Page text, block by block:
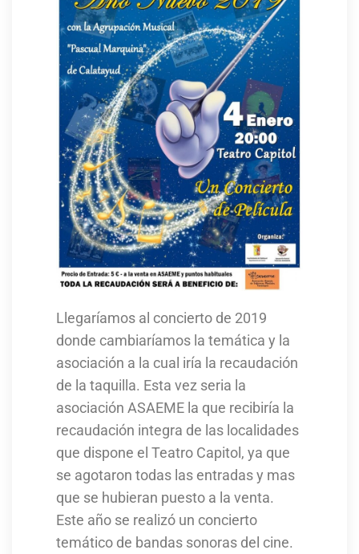
Llegaríamos al concierto de 2019
donde cambiaríamos la temática y la
asociación a la cual iría la recaudación
de la taquilla. Esta vez seria la
asociación ASAEME la que recibiría la
recaudación integra de las localidades
que dispone el Teatro Capitol, ya que
se agotaron todas las entradas y mas
que se hubieran puesto a la venta.
Este año se realizó un concierto
temático de bandas sonoras del cine.